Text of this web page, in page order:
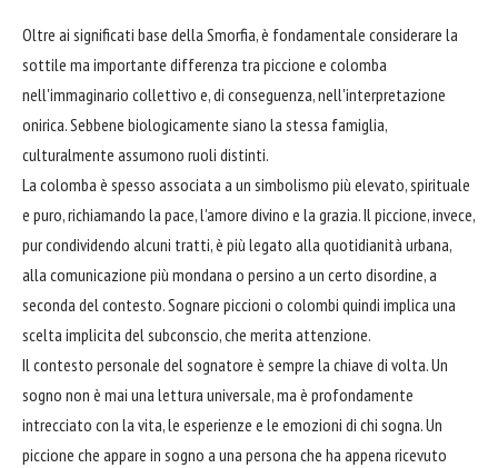
Oltre ai significati base della Smorfia, è fondamentale considerare la
sottile ma importante differenza tra piccione e colomba
nell'immaginario collettivo e, di conseguenza, nell'interpretazione
onirica. Sebbene biologicamente siano la stessa famiglia,
culturalmente assumono ruoli distinti.
La colomba è spesso associata a un simbolismo più elevato, spirituale
e puro, richiamando la pace, l'amore divino e la grazia. Il piccione, invece,
pur condividendo alcuni tratti, è più legato alla quotidianità urbana,
alla comunicazione più mondana o persino a un certo disordine, a
seconda del contesto. Sognare piccioni o colombi quindi implica una
scelta implicita del subconscio, che merita attenzione.
Il contesto personale del sognatore è sempre la chiave di volta. Un
sogno non è mai una lettura universale, ma è profondamente
intrecciato con la vita, le esperienze e le emozioni di chi sogna. Un
piccione che appare in sogno a una persona che ha appena ricevuto